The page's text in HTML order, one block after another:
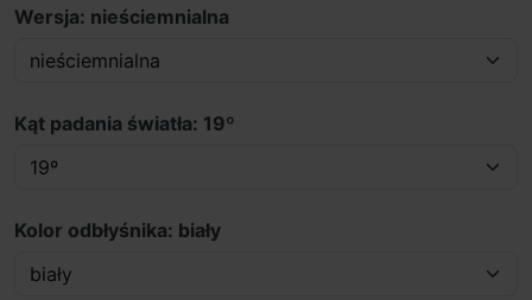
Wersja: nieściemnialna
Kąt padania światła: 19º
Kolor odbłyśnika: biały